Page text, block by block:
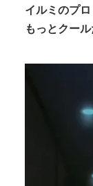
イルミのプ
もっとクール